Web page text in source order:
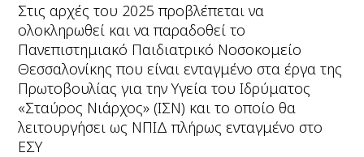
Στις αρχές του 2025 προβλέπεται να
ολοκληρωθεί και να παραδοθεί το
Πανεπιστημιακό Παιδιατρικό Νοσοκομείο
Θεσσαλονίκης που είναι ενταγμένο στα έργα της
Πρωτοβουλίας για την Υγεία του Ιδρύματος
«Σταύρος Νιάρχος» (ΙΣΝ) και το οποίο θα
λειτουργήσει ως ΝΠΙΔ πλήρως ενταγμένο στο
ΕΣΥ